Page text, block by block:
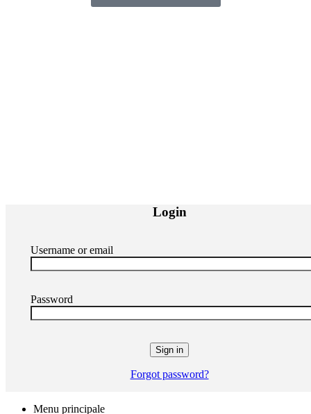
Login
Username or email
Password
Forgot password?
Menu principale